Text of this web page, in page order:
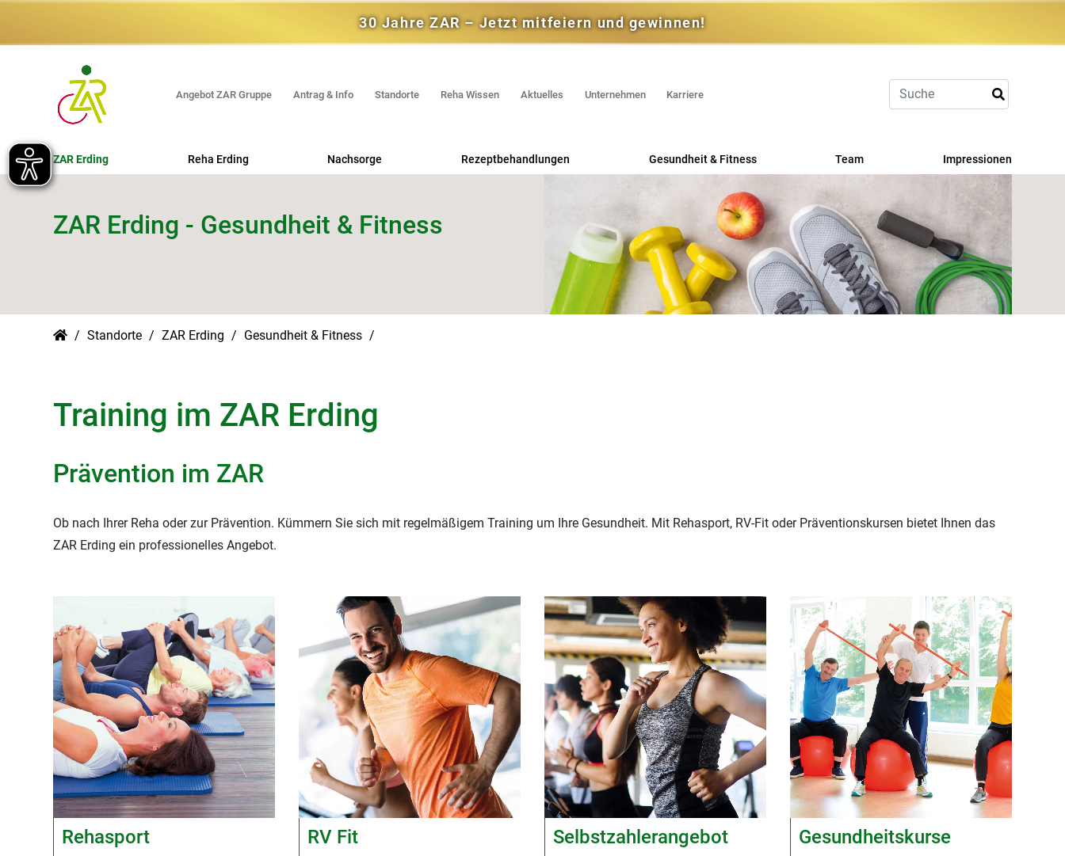
30 Jahre ZAR – Jetzt mitfeiern und gewinnen!
Angebot ZAR Gruppe Antrag & Info Standorte Reha Wissen Aktuelles Unternehmen Karriere
ZAR Erding Reha Erding
Long COVID REHA
Nachsorge Rezeptbehandlungen
Physio-Praxis am Mühlgraben
Gesundheit & Fitness
Rehasport
RV Fit
Selbstzahlerangebot
Gesundheitskurse
Team Impressionen
ZAR Erding - Gesundheit & Fitness
Standorte ZAR Erding Gesundheit & Fitness
Training im ZAR Erding
Prävention im ZAR
Ob nach Ihrer Reha oder zur Prävention. Kümmern Sie sich mit regelmäßigem Training um Ihre Gesundheit. Mit Rehasport, RV-Fit oder Präventionskursen bietet Ihnen das
ZAR Erding ein professionelles Angebot.
Rehasport RV Fit Selbstzahlerangebot Gesundheitskurse